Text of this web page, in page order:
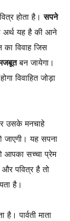
होता है।सपने
यह है की आने
का विवाह जिस
बन जायेगा।
विवाहित जोड़ा
उसके मनचाहे
जाएगी। यह सपना
आपका सच्चा प्रेम
पवित्र है तो
है।
पार्वती माता